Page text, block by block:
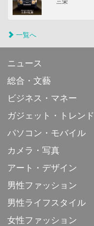
三栄
一覧へ
ニュース
総合・文藝
ビジネス・マネー
ガジェット・トレンド
パソコン・モバイル
カメラ・写真
アート・デザイン
男性ファッション
男性ライフスタイル
女性ファッション